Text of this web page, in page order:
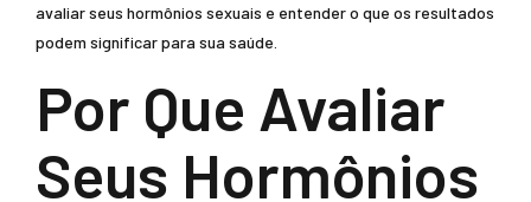
avaliar seus hormônios sexuais e entender o que os resultados
podem significar para sua saúde.
Por Que Avaliar
Seus Hormônios